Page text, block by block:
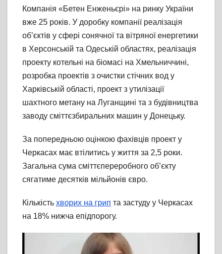
Компанія «Бетен Енженьєрі» на ринку України
вже 25 років. У доробку компанії реалізація
об’єктів у сфері сонячної та вітряної енергетики
в Херсонській та Одеській областях, реалізація
проекту котельні на біомасі на Хмельниччині,
розробка проектів з очистки стічних вод у
Харківській області, проект з утилізації
шахтного метану на Луганщині та з будівництва
заводу сміттєзбиральних машин у Донецьку.
За попередньою оцінкою фахівців проект у
Черкасах має втілитись у життя за 2,5 роки.
Загальна сума сміттєпереробного об’єкту
сягатиме десятків мільйонів євро.
Кількість хворих на грип та застуду у Черкасах
на 18% нижча епідпорогу.